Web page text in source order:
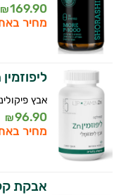
169.90
₪
מחיר
ליפוזמין Zn אבץ ליפוזומלי | קטגוריה 5
אבץ
96.90
₪
מחיר
אבקת